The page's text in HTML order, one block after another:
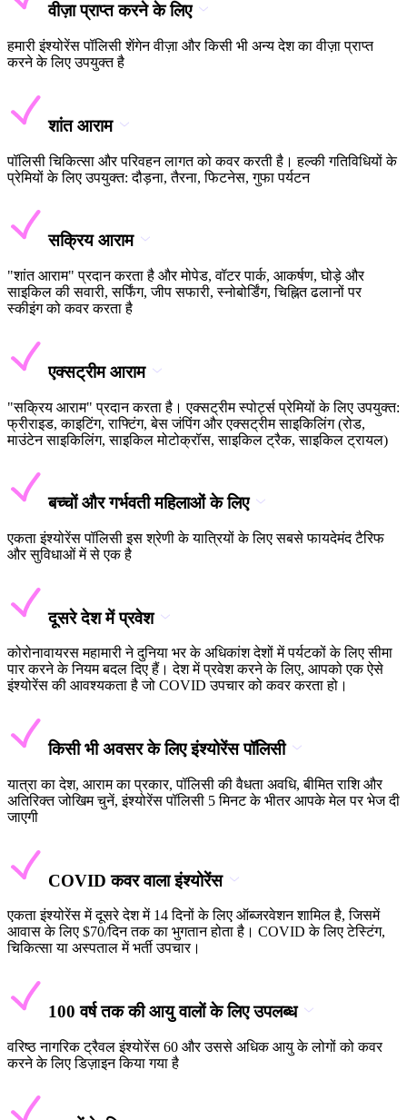
वीज़ा प्राप्त करने के लिए
हमारी इंश्योरेंस पॉलिसी शेंगेन वीज़ा और किसी भी अन्य देश का वीज़ा प्राप्त
करने के लिए उपयुक्त है
शांत आराम
पॉलिसी चिकित्सा और परिवहन लागत को कवर करती है। हल्की गतिविधियों के
प्रेमियों के लिए उपयुक्त: दौड़ना, तैरना, फिटनेस, गुफा पर्यटन
सक्रिय आराम
"शांत आराम" प्रदान करता है और मोपेड, वॉटर पार्क, आकर्षण, घोड़े और
साइकिल की सवारी, सर्फिंग, जीप सफारी, स्नोबोर्डिंग, चिह्नित ढलानों पर
स्कीइंग को कवर करता है
एक्सट्रीम आराम
"सक्रिय आराम" प्रदान करता है। एक्सट्रीम स्पोर्ट्स प्रेमियों के लिए उपयुक्त:
फ्रीराइड, काइटिंग, राफ्टिंग, बेस जंपिंग और एक्सट्रीम साइकिलिंग (रोड,
माउंटेन साइकिलिंग, साइकिल मोटोक्रॉस, साइकिल ट्रैक, साइकिल ट्रायल)
बच्चों और गर्भवती महिलाओं के लिए
एकता इंश्योरेंस पॉलिसी इस श्रेणी के यात्रियों के लिए सबसे फायदेमंद टैरिफ
और सुविधाओं में से एक है
दूसरे देश में प्रवेश
कोरोनावायरस महामारी ने दुनिया भर के अधिकांश देशों में पर्यटकों के लिए सीमा
पार करने के नियम बदल दिए हैं। देश में प्रवेश करने के लिए, आपको एक ऐसे
इंश्योरेंस की आवश्यकता है जो COVID उपचार को कवर करता हो।
किसी भी अवसर के लिए इंश्योरेंस पॉलिसी
यात्रा का देश, आराम का प्रकार, पॉलिसी की वैधता अवधि, बीमित राशि और
अतिरिक्त जोखिम चुनें, इंश्योरेंस पॉलिसी 5 मिनट के भीतर आपके मेल पर भेज दी
जाएगी
COVID कवर वाला इंश्योरेंस
एकता इंश्योरेंस में दूसरे देश में 14 दिनों के लिए ऑब्जरवेशन शामिल है, जिसमें
आवास के लिए $70/दिन तक का भुगतान होता है। COVID के लिए टेस्टिंग,
चिकित्सा या अस्पताल में भर्ती उपचार।
100 वर्ष तक की आयु वालों के लिए उपलब्ध
वरिष्ठ नागरिक ट्रैवल इंश्योरेंस 60 और उससे अधिक आयु के लोगों को कवर
करने के लिए डिज़ाइन किया गया है